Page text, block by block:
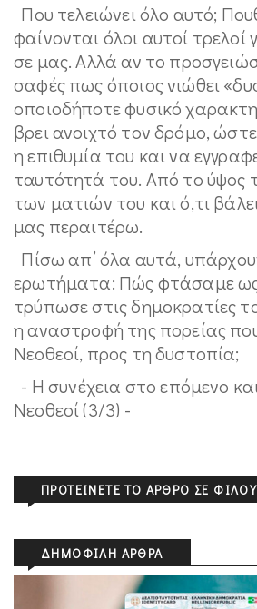
Που τελειώνει όλο αυτό;
φαίνονται όλοι αυτοί τρελοί
σε μας. Αλλά αν το
σαφές πως όποιος νιώθει
οποιοδήποτε φυσικό
βρει ανοιχτό τον δρόμο,
η επιθυμία του και να
ταυτότητά του. Από το ύψος
των ματιών του και ό,τι
μας περαιτέρω.
Πίσω απ’ όλα αυτά,
ερωτήματα: Πώς φτάσαμε
τρύπωσε στις δημοκρατίες
η αναστροφή της πορείας
Νεοθεοί, προς τη δυστοπία;
- Η συνέχεια στο επόμενο
Νεοθεοί (3/3) -
ΠΡΟΤΕΊΝΕΤΕ ΤΟ ΆΡΘΡΟ ΣΕ
ΔΗΜΟΦΙΛΉ ΆΡΘΡΑ